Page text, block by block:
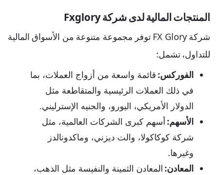
المنتجات المالية لدى شركة Fxglory
شركة FX Glory توفر مجموعة متنوعة من الأسواق المالية
للتداول، تشمل:
الفوركس: قائمة واسعة من أزواج العملات، بما
في ذلك العملات الرئيسية والمتقاطعة مثل
الدولار الأمريكي، اليورو، والجنيه الإسترليني.
الأسهم: أسهم كبرى الشركات العالمية، مثل
شركة كوكاكولا، والت ديزني، وماكدونالدز
وغيرها.
المعادن: المعادن الثمينة والنفيسة مثل الذهب،